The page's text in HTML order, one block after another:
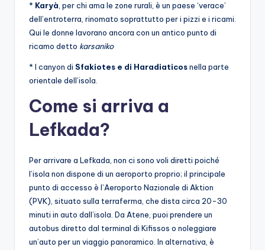
* Karyà, per chi ama le zone rurali, è un paese ‘verace’
dell’entroterra, rinomato soprattutto per i pizzi e i ricami.
Qui le donne lavorano ancora con un antico punto di
ricamo detto karsaniko
* I canyon di Sfakiotes e di Haradiaticosnella parte
orientale dell’isola.
Come si arriva a
Lefkada?
Per arrivare a Lefkada, non ci sono voli diretti poiché
l’isola non dispone di un aeroporto proprio; il principale
punto di accesso è l’Aeroporto Nazionale di Aktion
(PVK), situato sulla terraferma, che dista circa 20-30
minuti in auto dall’isola. Da Atene, puoi prendere un
autobus diretto dal terminal di Kifissos o noleggiare
un’auto per un viaggio panoramico. In alternativa, è